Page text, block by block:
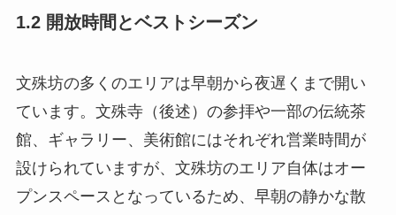
1.2 開放時間とベストシーズン
文殊坊の多くのエリアは早朝から夜遅くまで開い
ています。文殊寺（後述）の参拝や一部の伝統茶
館、ギャラリー、美術館にはそれぞれ営業時間が
設けられていますが、文殊坊のエリア自体はオー
プンスペースとなっているため、早朝の静かな散